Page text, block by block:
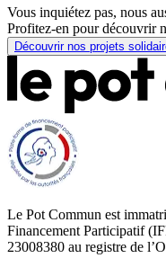
Vous inquiétez pas, nous
Profitez-en pour découvrir
Découvrir nos projets
Le Pot Commun est
Financement Participatif
23008380 au registre de